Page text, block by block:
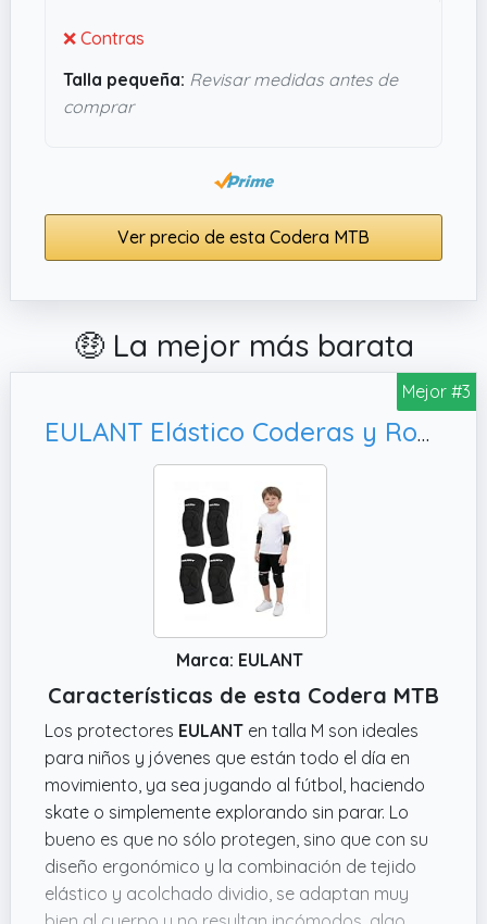
❌ Contras
Talla pequeña: Revisar medidas antes de
comprar
Ver precio de esta Codera MTB
🤑 La mejor más barata
Mejor #3
EULANT Elástico Coderas y Rodilleras para Niño/Jóvenes, M
Marca: EULANT
Características de esta Codera MTB
Los protectores EULANT en talla M son ideales
para niños y jóvenes que están todo el día en
movimiento, ya sea jugando al fútbol, haciendo
skate o simplemente explorando sin parar. Lo
bueno es que no sólo protegen, sino que con su
diseño ergonómico y la combinación de tejido
elástico y acolchado dividio, se adaptan muy